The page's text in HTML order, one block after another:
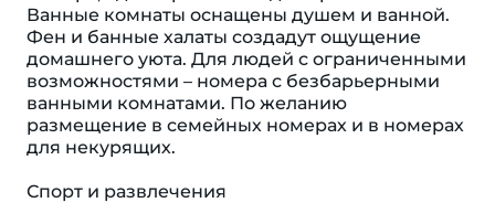
Ванные комнаты оснащены душем и ванной.
Фен и банные халаты создадут ощущение
домашнего уюта. Для людей с ограниченными
возможностями – номера с безбарьерными
ванными комнатами. По желанию
размещение в семейных номерах и в номерах
для некурящих.
Спорт и развлечения